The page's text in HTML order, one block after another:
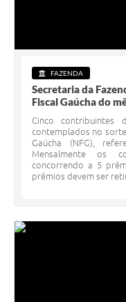
FAZENDA
Secretaria da
Fiscal Gaúcha do
Cinco contribuintes
contemplados no
Gaúcha (NFG),
Mensalmente os
concorrendo a 5
prêmios devem ser